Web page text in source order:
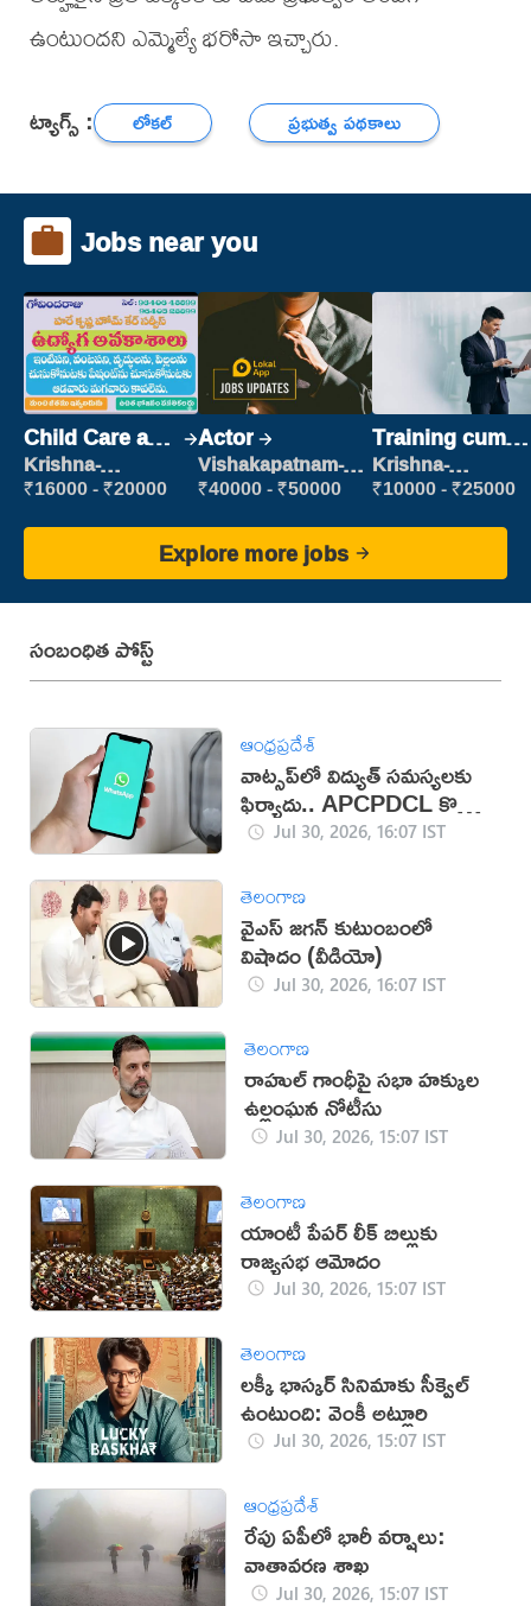
ఉంటుందని ఎమ్మెల్యే భరోసా ఇచ్చారు.
ట్యాగ్స్ : లోకల్ ప్రభుత్వ పథకాలు
Jobs near you
Child Care and
Patient care
Krishna-
vijayawada
₹16000 - ₹20000
Actor
Vishakapatnam-
new
₹40000 - ₹50000
Training cum
Placement
Krishna-
vijayawada
₹10000 - ₹25000
Explore more jobs
సంబంధిత పోస్ట్
ఆంధ్రప్రదేశ్
వాట్సప్‌లో విద్యుత్ సమస్యలకు
ఫిర్యాదు.. APCPDCL కొత్త
సేవలుJul 30, 2026, 16:07 IST
తెలంగాణ
వైఎస్ జగన్ కుటుంబంలో
విషాదం (వీడియో)
Jul 30, 2026, 16:07 IST
తెలంగాణ
రాహుల్ గాంధీపై సభా హక్కుల
ఉల్లంఘన నోటీసు
Jul 30, 2026, 15:07 IST
తెలంగాణ
యాంటీ పేపర్ లీక్ బిల్లుకు
రాజ్యసభ ఆమోదం
Jul 30, 2026, 15:07 IST
తెలంగాణ
లక్కీ భాస్కర్ సినిమాకు సీక్వెల్
ఉంటుంది: వెంకీ అట్లూరి
Jul 30, 2026, 15:07 IST
ఆంధ్రప్రదేశ్
రేపు ఏపీలో భారీ వర్షాలు:
వాతావరణ శాఖ
Jul 30, 2026, 15:07 IST